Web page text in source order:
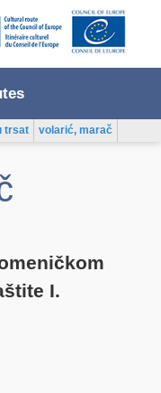
trsat volarić, marač
I.